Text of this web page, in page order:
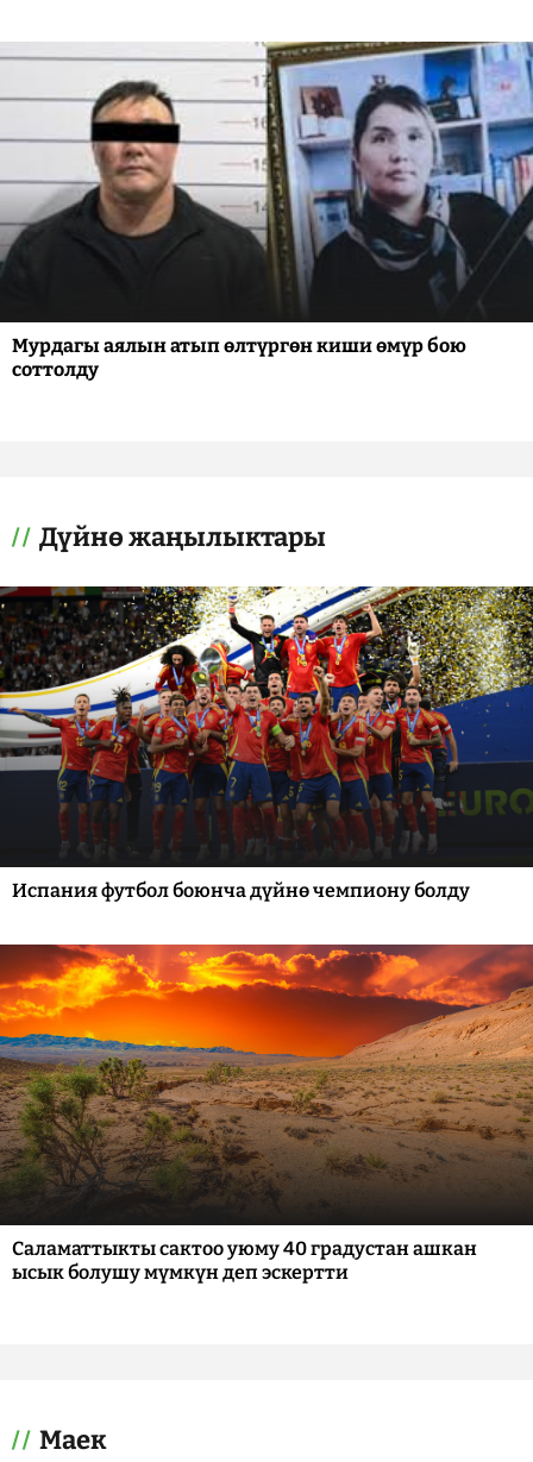
Мурдагы аялын атып өлтүргөн киши өмүр бою
соттолду
Дүйнө жаңылыктары
Испания футбол боюнча дүйнө чемпиону болду
Саламаттыкты сактоо уюму 40 градустан ашкан
ысык болушу мүмкүн деп эскертти
Маек